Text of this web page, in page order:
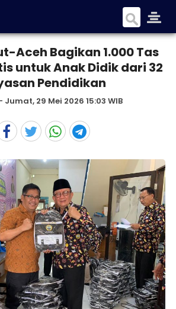
Aceh Bagikan 1.000 Tas
untuk Anak Didik dari 32
Pendidikan
Jumat, 29 Mei 2026 15:03 WIB